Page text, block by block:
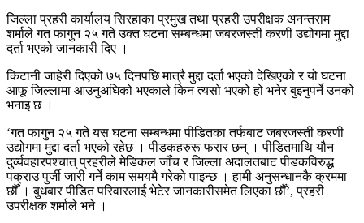
जिल्ला प्रहरी कार्यालय सिरहाका प्रमुख तथा प्रहरी उपरीक्षक अनन्तराम
शर्माले गत फागुन २५ गते उक्त घटना सम्बन्धमा जबरजस्ती करणी उद्योगमा मुद्दा
दर्ता भएको जानकारी दिए ।
किटानी जाहेरी दिएको ७५ दिनपछि मात्रै मुद्दा दर्ता भएको देखिएको र यो घटना
आफू जिल्लामा आउनुअघिको भएकाले किन त्यसो भएको हो भनेर बुझ्नुपर्ने उनको
भनाइ छ ।
‘गत फागुन २५ गते यस घटना सम्बन्धमा पीडितका तर्फबाट जबरजस्ती करणी
उद्योगमा मुद्दा दर्ता भएको रहेछ । पीडकहरुरू फरार छन् । पीडितमाथि यौन
दुर्व्यवहारपश्चात् प्रहरीले मेडिकल जाँच र जिल्ला अदालतबाट पीडकविरुद्ध
पक्राउ पुर्जी जारी गर्ने काम समयमै गरेको पाइन्छ । हामी अनुसन्धानकै क्रममा
छौँ । बुधबार पीडित परिवारलाई भेटेर जानकारीसमेत लिएका छौँ’, प्रहरी
उपरीक्षक शर्माले भने ।